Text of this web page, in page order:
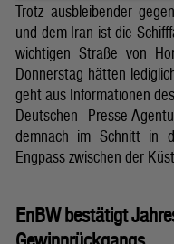
Trotz ausbleibender
und dem Iran ist die
wichtigen Straße von
Donnerstag hätten
geht aus Informationen
Deutschen Presse-
demnach im Schnitt in
Engpass zwischen der
EnBW bestätigt